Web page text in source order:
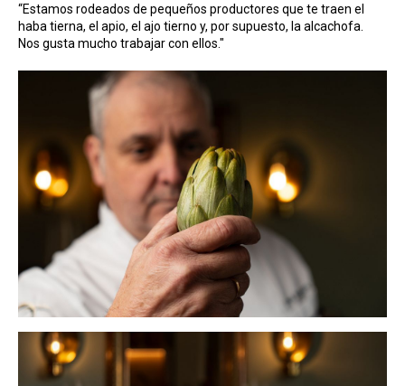
“Estamos rodeados de pequeños productores que te traen el
haba tierna, el apio, el ajo tierno y, por supuesto, la alcachofa.
Nos gusta mucho trabajar con ellos."